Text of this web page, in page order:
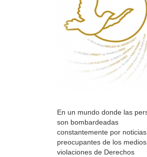
En un mundo donde las
son bombardeadas
constantemente por noticias
preocupantes de los
violaciones de Derechos